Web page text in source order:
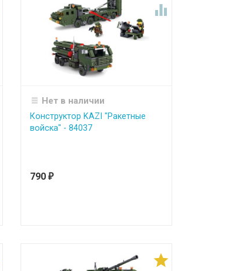

Нет в наличии
Конструктор KAZI "Ракетные
войска" - 84037
790 ₽
